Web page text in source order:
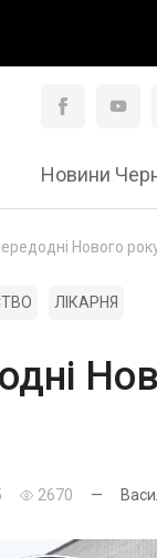
Новини
Нового
ЛІКАРНЯ
2670 —